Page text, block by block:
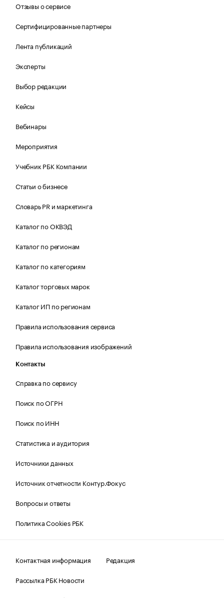
Отзывы о сервисе
Сертифицированные партнеры
Лента публикаций
Эксперты
Выбор редакции
Кейсы
Вебинары
Мероприятия
Учебник РБК Компании
Статьи о бизнесе
Словарь PR и маркетинга
Каталог по ОКВЭД
Каталог по регионам
Каталог по категориям
Каталог торговых марок
Каталог ИП по регионам
Правила использования сервиса
Правила использования изображений
Контакты
Справка по сервису
Поиск по ОГРН
Поиск по ИНН
Статистика и аудитория
Источники данных
Источник отчетности Контур.Фокус
Вопросы и ответы
Политика Cookies РБК
Контактная информация
Редакция
Рассылка РБК Новости